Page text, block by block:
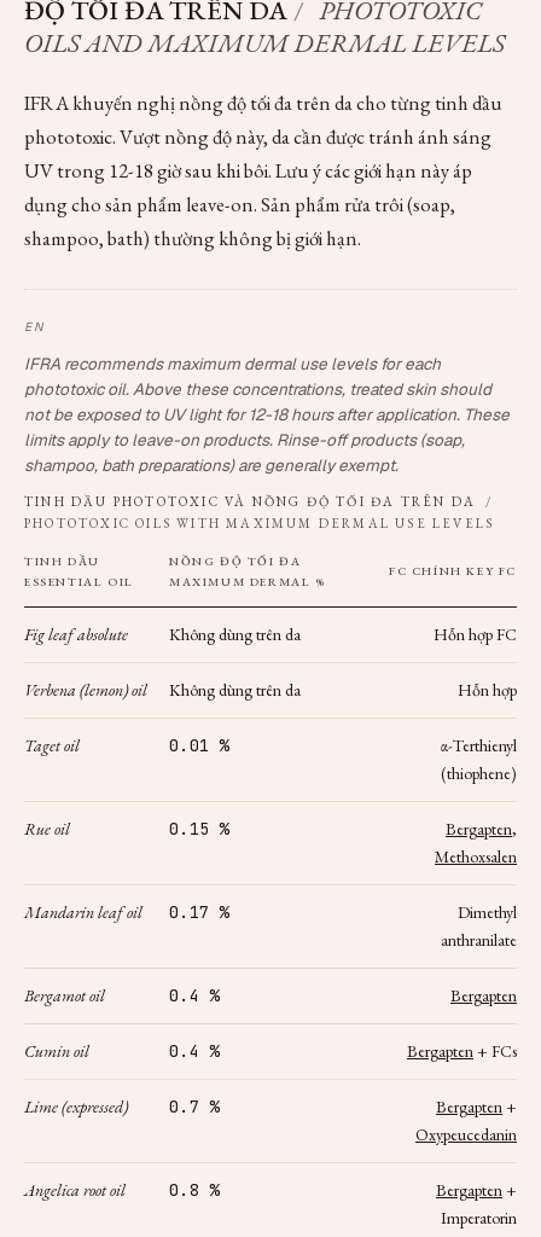
ĐỘ TỐI ĐA TRÊN DA / PHOTOTOXIC
OILS AND MAXIMUM DERMAL LEVELS
IFRA khuyến nghị nồng độ tối đa trên da cho từng tinh dầu
phototoxic. Vượt nồng độ này, da cần được tránh ánh sáng
UV trong 12-18 giờ sau khi bôi. Lưu ý các giới hạn này áp
dụng cho sản phẩm leave-on. Sản phẩm rửa trôi (soap,
shampoo, bath) thường không bị giới hạn.
IFRA recommends maximum dermal use levels for each
phototoxic oil. Above these concentrations, treated skin should
not be exposed to UV light for 12-18 hours after application. These
limits apply to leave-on products. Rinse-off products (soap,
shampoo, bath preparations) are generally exempt.
TINH DẦU PHOTOTOXIC VÀ NỒNG ĐỘ TỐI ĐA TRÊN DA
/
PHOTOTOXIC OILS WITH MAXIMUM DERMAL USE LEVELS
TINH DẦU
ESSENTIAL OIL
NỒNG ĐỘ TỐI ĐA
MAXIMUM DERMAL %
FC CHÍNHKEY FC
Fig leaf absolute Không dùng trên da Hỗn hợp FC
Verbena (lemon) oil Không dùng trên da Hỗn hợp
Taget oil 0.01 %
α-Terthienyl
(thiophene)
Rue oil 0.15 % Bergapten,
Methoxsalen
Mandarin leaf oil 0.17 %
Dimethyl
anthranilate
Bergamotoil 0.4 % Bergapten
Cumin oil 0.4 % Bergapten+ FCs
Lime (expressed) 0.7 % Bergapten+
Oxypeucedanin
Angelica root oil 0.8 % Bergapten+
Imperatorin